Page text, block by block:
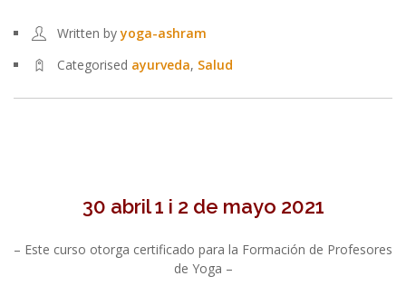
Written byyoga-ashram
Categorised ayurveda, Salud
30 abril 1 i 2 de mayo 2021
– Este curso otorga certificado para la Formación de Profesores
de Yoga –